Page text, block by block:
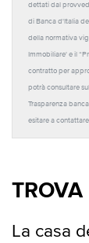
dettati dal
di Banca d'Italia
della normativa
Immobiliare' e il
contratto per
potrà consultare
Trasparenza
esitare a
La casa